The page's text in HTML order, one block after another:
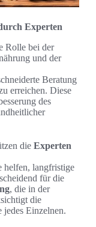
Experten
Rolle bei der
und der
Beratung
erreichen. Diese
des
die Experten
helfen, langfristige
für die
, die in der
die
jedes Einzelnen.